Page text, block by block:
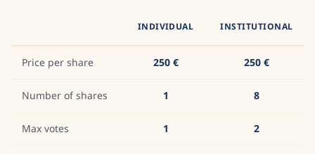
INDIVIDUAL INSTITUTIONAL
Price per share 250 € 250 €
Number of shares 1 8
Max votes 1 2